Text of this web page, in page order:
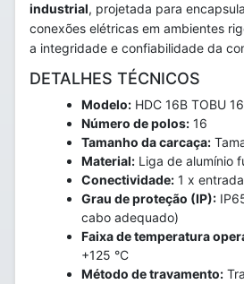
industrial, projetada para
conexões elétricas em ambientes
a integridade e confiabilidade da
DETALHES TÉCNICOS
Modelo: HDC 16B TOBU
Número de polos: 16
Tamanho da carcaça:
Material: Liga de alumínio
Conectividade: 1 x
Grau de proteção (IP):
cabo adequado)
Faixa de temperatura
+125 °C
Método de travamento: